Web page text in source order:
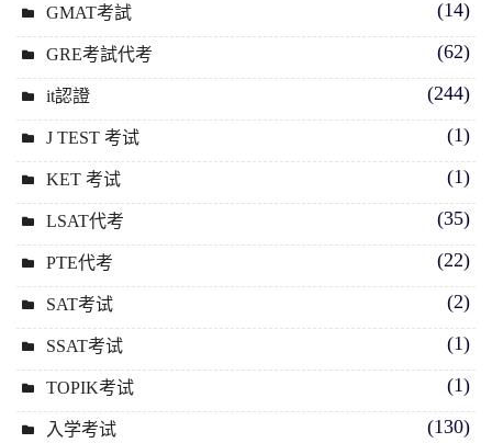
GMAT考試 (14)
GRE考試代考 (62)
it認證 (244)
J TEST 考试 (1)
KET 考试 (1)
LSAT代考 (35)
PTE代考 (22)
SAT考试 (2)
SSAT考试 (1)
TOPIK考试 (1)
入学考试 (130)